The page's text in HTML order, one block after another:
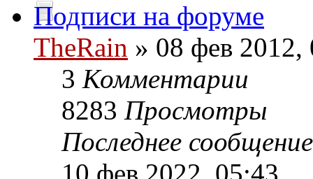
Подписи на форуме
TheRain » 08 фев 2012,
3 Комментарии
8283 Просмотры
Последнее